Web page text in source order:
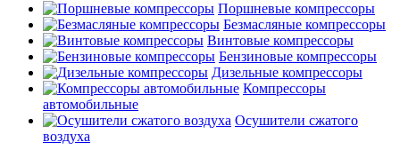
Поршневые компрессоры
Безмасляные компрессоры
Винтовые компрессоры
Бензиновые компрессоры
Дизельные компрессоры
Компрессоры
автомобильные
Осушители сжатого
воздуха